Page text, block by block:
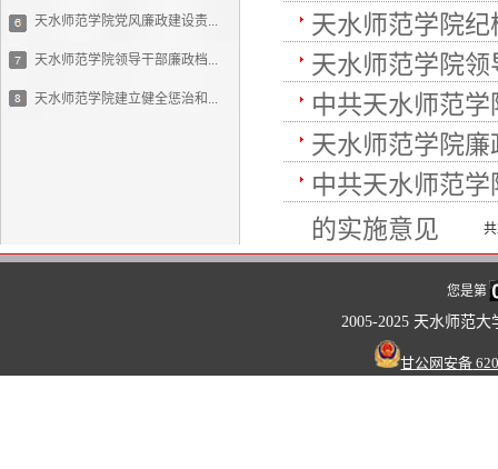
天水师范学院党风廉政建设责...
天水师范学院领导干部廉政档...
天水师范学院建立健全惩治和...
天水师范学院
天水师范学院
中共天水师范
天水师范学院
中共天水师范
的实施意见
您是第
2005-2025 天水师范大
甘公网安备